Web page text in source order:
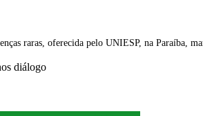
raras, oferecida pelo UNIESP, na Paraíba,